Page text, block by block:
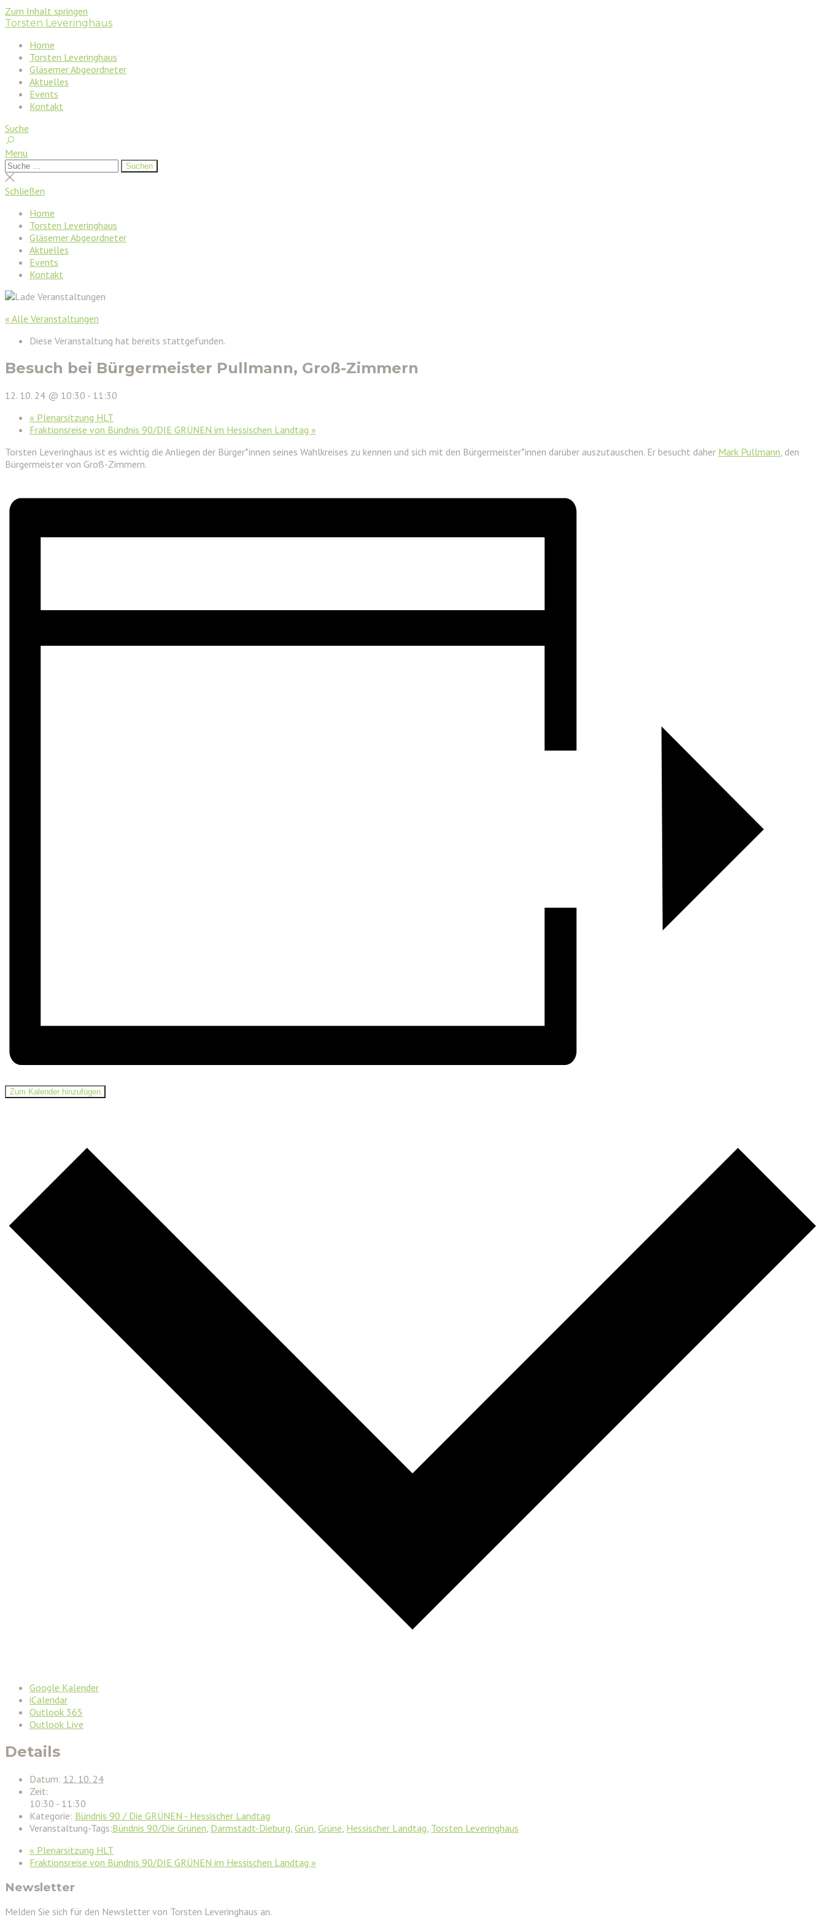
Zum Inhalt springen
Torsten Leveringhaus
Home
Torsten Leveringhaus
Gläserner Abgeordneter
Aktuelles
Events
Kontakt
Suche
Menü
Suchen
nach:
Suchen
Suche
schließen
Schließen
Home
Torsten Leveringhaus
Gläserner Abgeordneter
Aktuelles
Events
Kontakt
« Alle Veranstaltungen
Diese Veranstaltung hat bereits stattgefunden.
Besuch bei Bürgermeister Pullmann, Groß-Zimmern
12. 10. 24 @ 10:30 - 11:30
« Plenarsitzung HLT
Fraktionsreise von Bündnis 90/DIE GRÜNEN im Hessischen Landtag »
Torsten Leveringhaus ist es wichtig die Anliegen der Bürger*innen seines Wahlkreises zu kennen und sich mit den Bürgermeister*innen darüber auszutauschen. Er besucht daher Mark Pullmann , den
Bürgermeister von Groß-Zimmern.
Zum Kalender hinzufügen
Google Kalender
iCalendar
Outlook 365
Outlook Live
Details
Datum: 12. 10. 24
Zeit:
10:30 - 11:30
Kategorie: Bündnis 90 / Die GRÜNEN - Hessischer Landtag
Veranstaltung-Tags:Bündnis 90/Die Grünen Darmstadt-Dieburg Grün Grüne Hessischer Landtag Torsten Leveringhaus
« Plenarsitzung HLT
Fraktionsreise von Bündnis 90/DIE GRÜNEN im Hessischen Landtag »
Newsletter
Melden Sie sich für den Newsletter von Torsten Leveringhaus an.